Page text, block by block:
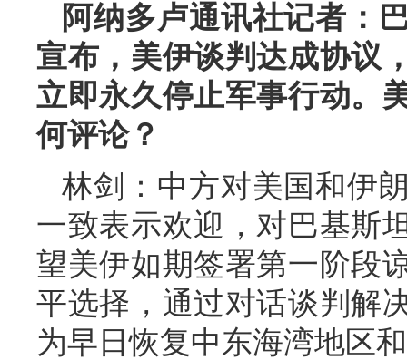
阿纳多卢通讯社记者：
宣布，美伊谈判达成协议
立即永久停止军事行动。
何评论？
林剑：中方对美国和伊
一致表示欢迎，对巴基斯
望美伊如期签署第一阶段
平选择，通过对话谈判解
为早日恢复中东海湾地区